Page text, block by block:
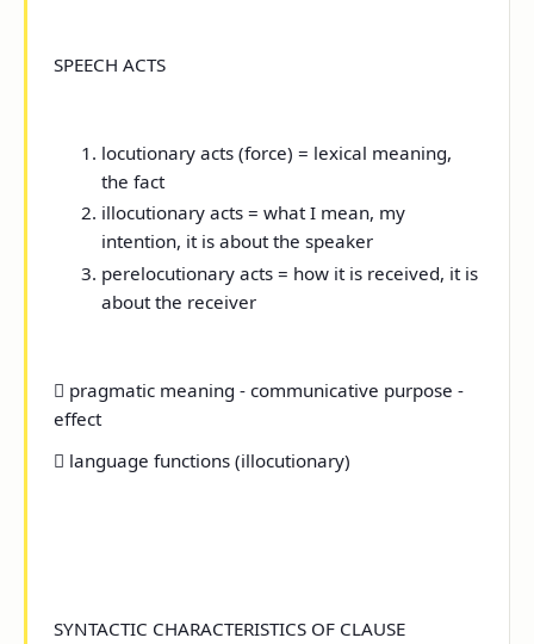
SPEECH ACTS
locutionary acts (force) = lexical meaning,
the fact
illocutionary acts = what I mean, my
intention, it is about the speaker
perelocutionary acts = how it is received, it is
about the receiver
 pragmatic meaning - communicative purpose -
effect
 language functions (illocutionary)
SYNTACTIC CHARACTERISTICS OF CLAUSE